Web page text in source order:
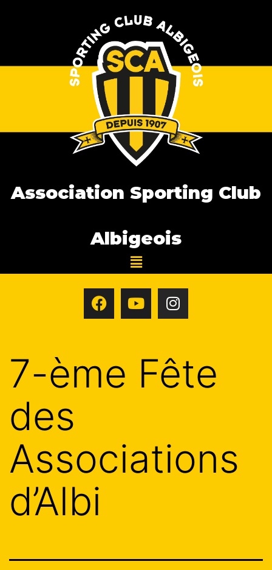
Association Sporting Club
Albigeois
7-ème Fête
des
Associations
d’Albi